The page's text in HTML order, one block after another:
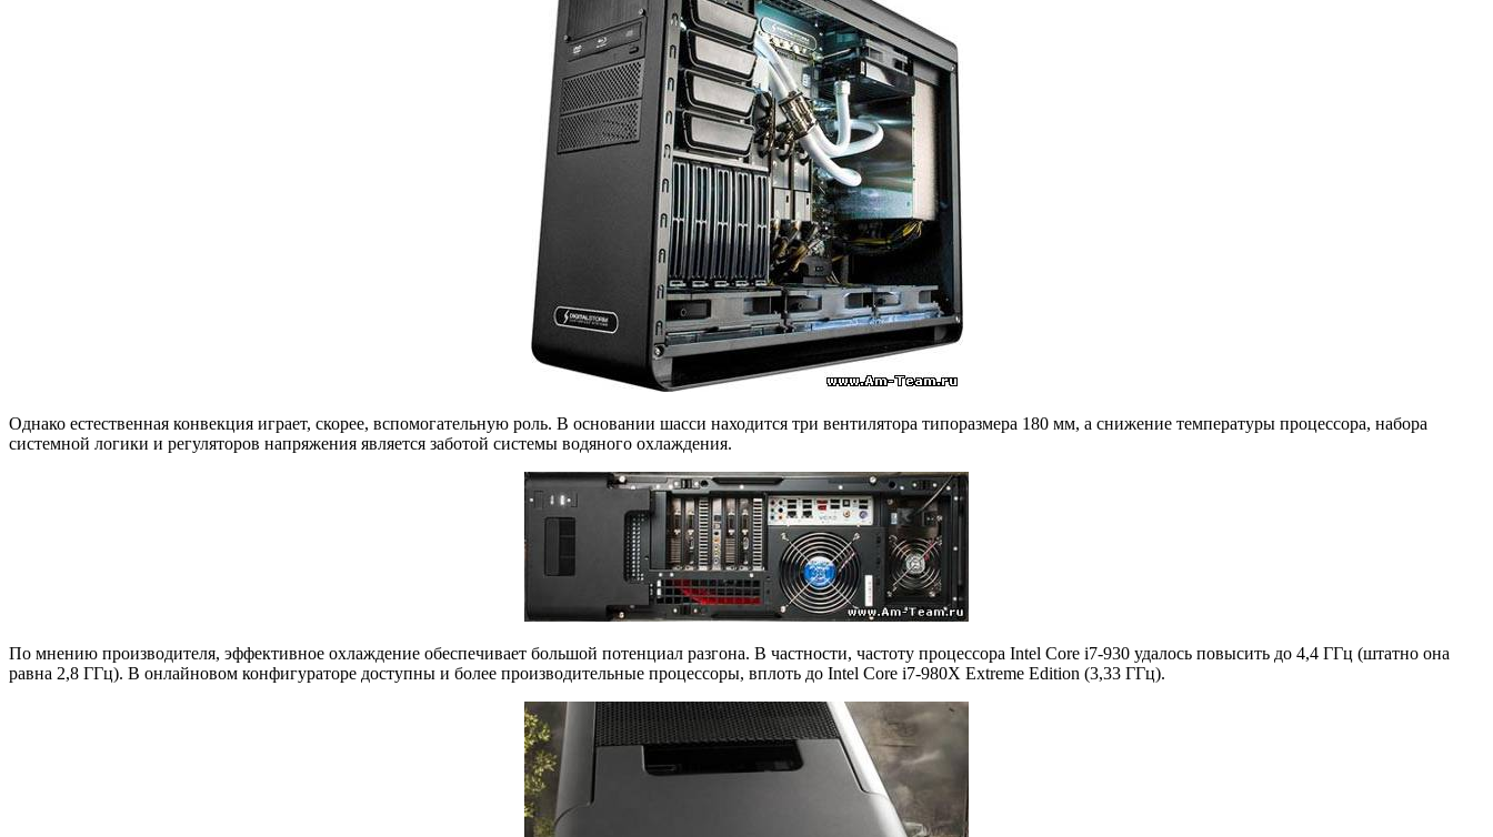
Однако естественная конвекция играет, скорее, вспомогательную роль. В основании шасси находится три вентилятора типоразмера 180 мм, а снижение температуры процессора, набора
системной логики и регуляторов напряжения является заботой системы водяного охлаждения.
По мнению производителя, эффективное охлаждение обеспечивает большой потенциал разгона. В частности, частоту процессора Intel Core i7-930 удалось повысить до 4,4 ГГц (штатно она
равна 2,8 ГГц). В онлайновом конфигураторе доступны и более производительные процессоры, вплоть до Intel Core i7-980X Extreme Edition (3,33 ГГц).